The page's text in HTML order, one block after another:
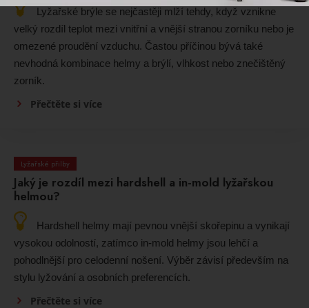
Lyžařské brýle se nejčastěji mlží tehdy, když vznikne
velký rozdíl teplot mezi vnitřní a vnější stranou zorníku nebo je
omezené proudění vzduchu. Častou příčinou bývá také
nevhodná kombinace helmy a brýlí, vlhkost nebo znečištěný
zorník.
Přečtěte si více
Lyžařské přilby
Jaký je rozdíl mezi hardshell a in-mold lyžařskou
helmou?
Hardshell helmy mají pevnou vnější skořepinu a vynikají
vysokou odolností, zatímco in-mold helmy jsou lehčí a
pohodlnější pro celodenní nošení. Výběr závisí především na
stylu lyžování a osobních preferencích.
Přečtěte si více